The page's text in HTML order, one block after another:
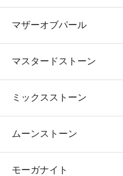
マザーオブパール
マスタードストーン
ミックスストーン
ムーンストーン
モーガナイト